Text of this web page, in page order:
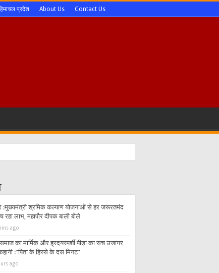
प्रदेश About Us Contact Us
बातचीत देखिए वीडियो
मोह विपक्ष की सबसे बड़ी कमजोरी
:मुख्यमंत्री श्रमिक कल्याण योजनाओं से हर जरूरतमंद
रहा लाभ, महापौर दीपक बाली बोले
ago
का मार्मिक और ह्रदयस्पर्शी पीड़ा का सच उजागर
:”पिता के हिस्से के दस मिनट”
ago